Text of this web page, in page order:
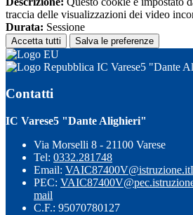
traccia delle visualizzazioni dei video
Durata: Sessione
Accetta tutti Salva le preferenze
IC Varese5 "Dante
Contatti
IC Varese5 "Dante Alighieri"
Via Morselli 8 - 21100 Varese
Tel: 0332.281748
Email: VAIC87400V@istruzione.it
PEC:
mail
C.F.: 95070780127